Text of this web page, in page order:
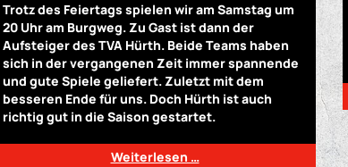
Trotz des Feiertags spielen wir am Samstag um
20 Uhr am Burgweg. Zu Gast ist dann der
Aufsteiger des TVA Hürth. Beide Teams haben
sich in der vergangenen Zeit immer spannende
und gute Spiele geliefert. Zuletzt mit dem
besseren Ende für uns. Doch Hürth ist auch
richtig gut in die Saison gestartet.
Weiterlesen …